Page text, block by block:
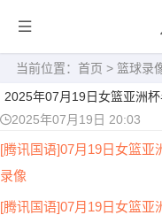
当前位置： 首页 > 篮球录
2025年07月19日女篮亚洲
2025年07月19日 20:03
[腾讯国语]07月19日女篮
录像
[腾讯国语]07月19日女篮